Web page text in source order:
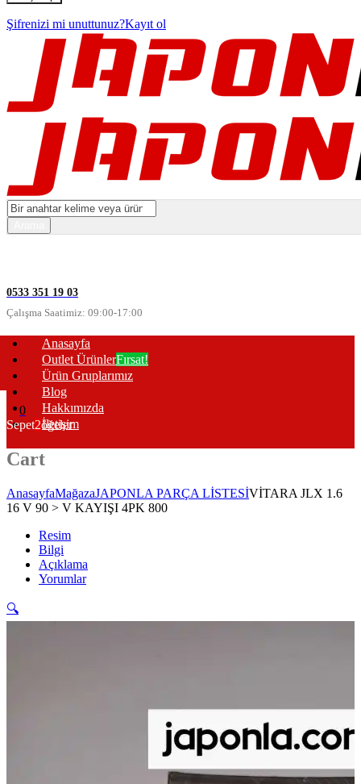
Şifrenizi mi unuttunuz?Kayıt ol
0533 351 19 03
Çalışma Saatimiz: 09:00-17:00
Anasayfa
Outlet ÜrünlerFırsat!
Ürün Gruplarımız
Blog
Hakkımızda
İletişim
0
Sepet2öğeler
Cart
AnasayfaMağazaJAPONLA PARÇA LİSTESİVİTARA JLX 1.6
16 V 90 > V KAYIŞI 4PK 800
Resim
Bilgi
Açıklama
Yorumlar
🔍